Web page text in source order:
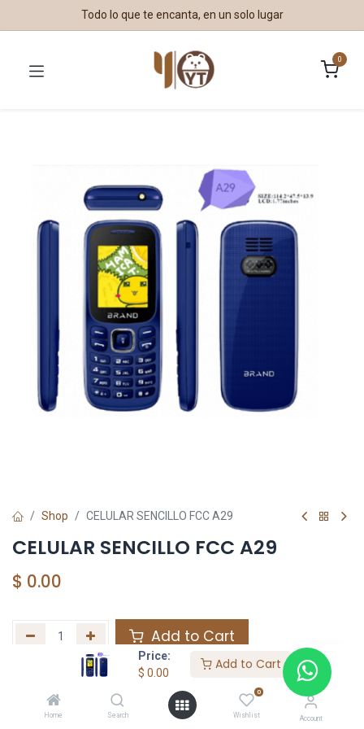
Price:
$ 0.00
Add to Cart
Home Search
0
Wishlist Account
Todo lo que te encanta, en un solo lugar
0
Shop CELULAR SENCILLO FCC A29
CELULAR SENCILLO FCC A29
$ 0.00
Add to Cart
Agregar a la lista de deseos
Share :